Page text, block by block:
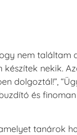
nem találtam
nekik.
dolgoztál!”,
és
tanárok